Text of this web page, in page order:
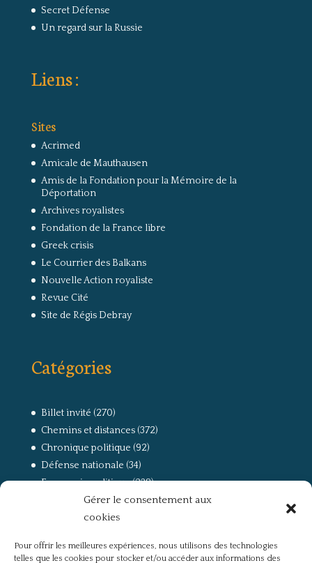
Gérer le consentement aux
cookies
Pour offrir les meilleures expériences, nous utilisons des technologies
telles que les cookies pour stocker et/ou accéder aux informations des
Secret Défense
Un regard sur la Russie
Liens :
Sites
Acrimed
Amicale de Mauthausen
Amis de la Fondation pour la Mémoire de la
Déportation
Archives royalistes
Fondation de la France libre
Greek crisis
Le Courrier des Balkans
Nouvelle Action royaliste
Revue Cité
Site de Régis Debray
Catégories
Billet invité (270)
Chemins et distances(372)
Chronique politique (92)
Défense nationale (34)
Economie politique(238)
(168)
La guerre, la Résistance et la Déportation
Non classé(42)